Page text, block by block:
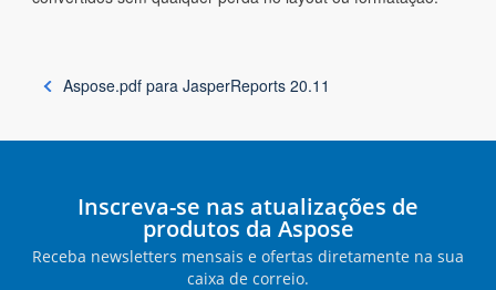
Aspose.pdf para JasperReports 20.11
Inscreva-se nas atualizações de
produtos da Aspose
Receba newsletters mensais e ofertas diretamente na sua
caixa de correio.